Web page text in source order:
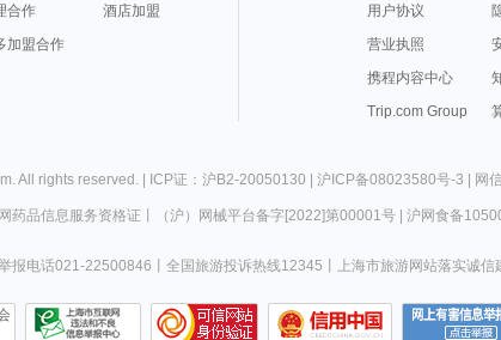
合作
酒店加盟
加盟合作
用户协议
营业执照
携程内容中心
Trip.com Group
. All rights reserved. | ICP证：沪B2-20050130 | 沪ICP备08023580号-3 | 网
药品信息服务资格证 （沪）网械平台备字[2022]第00001号| 沪网食备
报电话021-22500846 全国旅游投诉热线12345 上海市旅游网站落实诚